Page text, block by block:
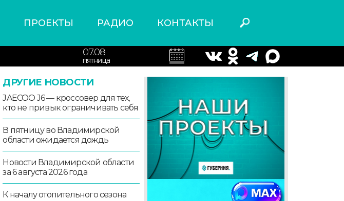
ПРОЕКТЫ РАДИО КОНТАКТЫ
07.08
пятница
ДРУГИЕ НОВОСТИ
JAECOO J6 — кроссовер для тех,
кто не привык ограничивать себя
В пятницу во Владимирской
области ожидается дождь
Новости Владимирской области
за 6 августа 2026 года
К началу отопительного сезона